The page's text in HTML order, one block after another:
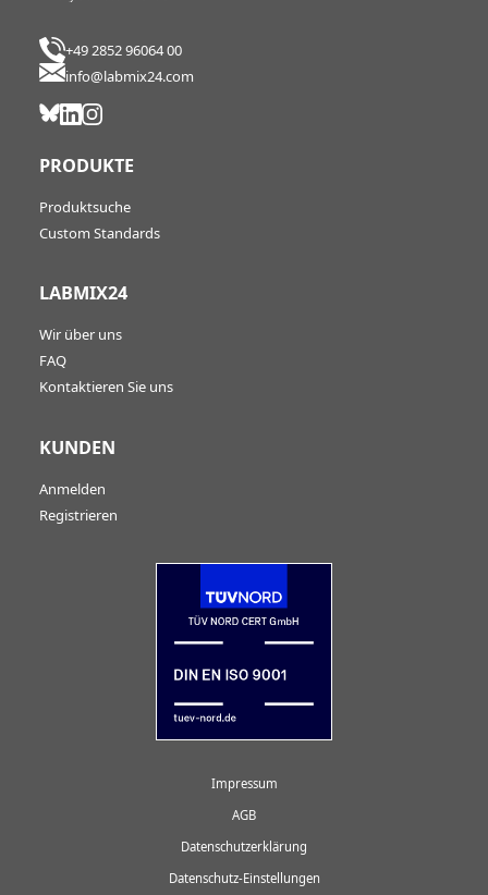
+49 2852 96064 00
info@labmix24.com
PRODUKTE
Produktsuche
Custom Standards
LABMIX24
Wir über uns
FAQ
Kontaktieren Sie uns
KUNDEN
Anmelden
Registrieren
Impressum
AGB
Datenschutzerklärung
Datenschutz-Einstellungen